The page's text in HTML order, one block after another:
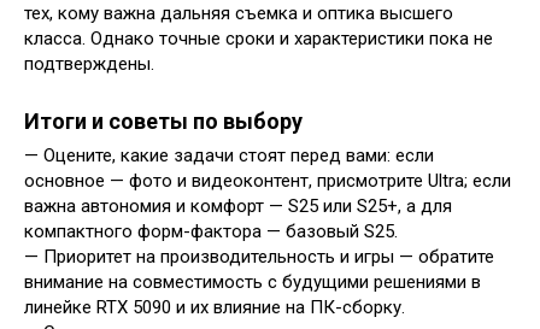
тех, кому важна дальняя съемка и оптика высшего
класса. Однако точные сроки и характеристики пока не
подтверждены.
Итоги и советы по выбору
— Оцените, какие задачи стоят перед вами: если
основное — фото и видеоконтент, присмотрите Ultra; если
важна автономия и комфорт — S25 или S25+, а для
компактного форм-фактора — базовый S25.
— Приоритет на производительность и игры — обратите
внимание на совместимость с будущими решениями в
линейке RTX 5090 и их влияние на ПК-сборку.